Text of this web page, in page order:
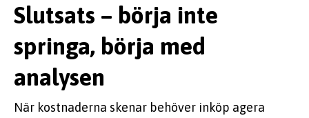
Slutsats – börja inte
springa, börja med
analysen
När kostnaderna skenar behöver inköp agera